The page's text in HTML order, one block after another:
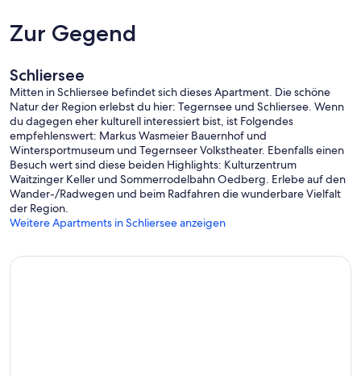
Sämtliche Wintersportmöglichkeiten bieten in den bestens
Tegernsee genussvolle Tage auf und abseits der Piste.
Die Anreise ist von 15:00 bis 20:00 und die Abreise von 08:00 bis
10:00 möglich.
Zur Gegend
Schliersee
Mitten in Schliersee befindet sich dieses Apartment. Die schöne
Natur der Region erlebst du hier: Tegernsee und Schliersee. Wenn
du dagegen eher kulturell interessiert bist, ist Folgendes
empfehlenswert: Markus Wasmeier Bauernhof und
Wintersportmuseum und Tegernseer Volkstheater. Ebenfalls einen
Besuch wert sind diese beiden Highlights: Kulturzentrum
Waitzinger Keller und Sommerrodelbahn Oedberg. Erlebe auf den
Wander-/Radwegen und beim Radfahren die wunderbare Vielfalt
der Region.
Weitere Apartments in Schliersee anzeigen